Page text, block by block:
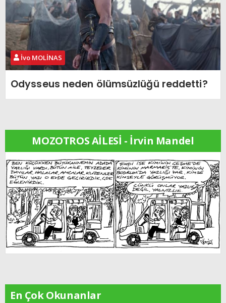
İvo MOLİNAS
Odysseus neden ölümsüzlüğü reddetti?
MOZOTROS AİLESİ - İrvin Mandel
En Çok Okunanlar